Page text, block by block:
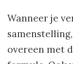
Wanneer je
overeen met